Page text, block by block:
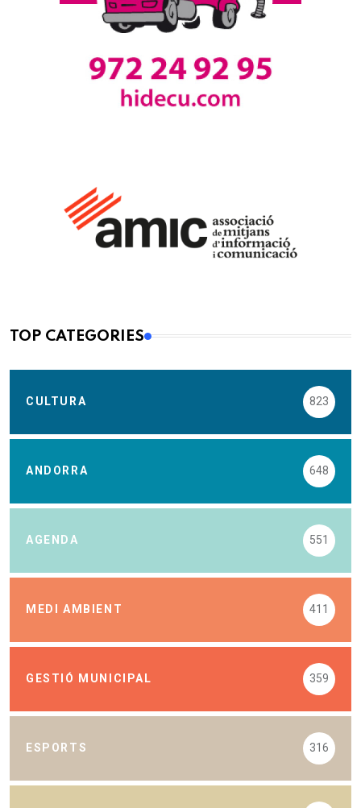
TOP CATEGORIES
CULTURA 823
ANDORRA 648
AGENDA 551
MEDI AMBIENT 411
GESTIÓ MUNICIPAL 359
ESPORTS 316